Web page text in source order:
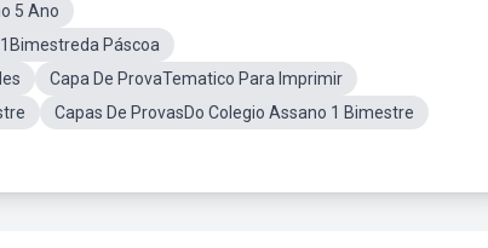
5 Ano
Páscoa
Capa De ProvaTematico Para Imprimir
Capas De ProvasDo Colegio Assano 1 Bimestre